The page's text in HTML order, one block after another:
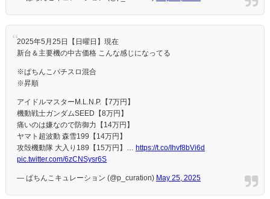
2025年5月25日【日曜日】現在
新台＆主要機の中古価格 こんな感じになってる
※ぱちんこパチスロ混合
※昇順
アイドルマスターM.L.N.P.【7万円】
機動戦士ガンダムSEED【8万円】
痛いのは嫌なので防御力【14万円】
ヤマト超波動 森雪199【14万円】
攻殻機動隊 大入り189【15万円】… https://t.co/Ihvf8bVi6d
pic.twitter.com/6zCNSysr6S
— ぱちんこキュレーション (@p_curation) May 25, 2025